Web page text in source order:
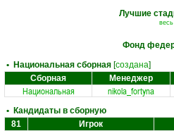
Лучшие
Фонд
• Национальная сборная [создана]
Сборная
Менеджер
Национальная nikola_fortyna
• Кандидаты в сборную
81
Игрок